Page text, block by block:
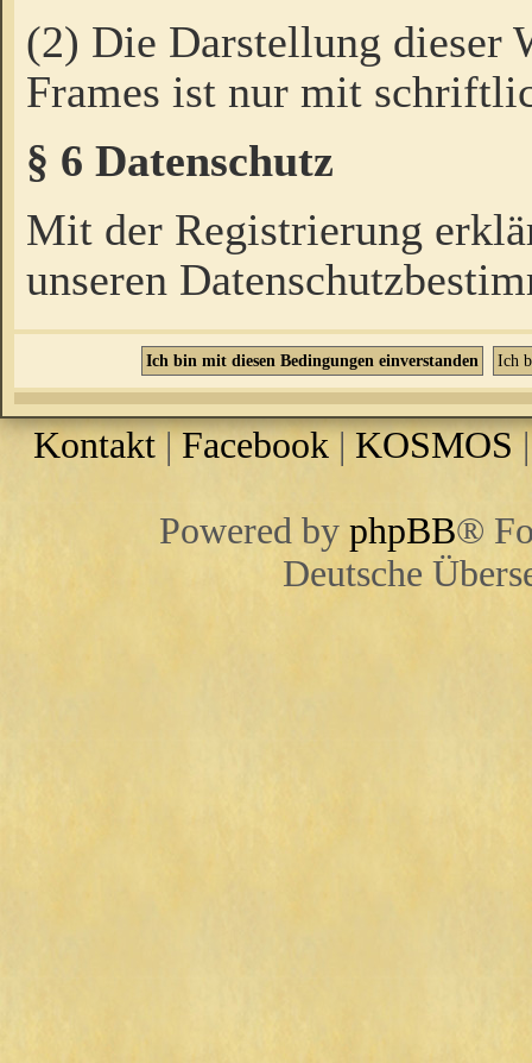
(2) Die Darstellung dieser
Frames ist nur mit
§ 6 Datenschutz
Mit der Registrierung
unseren
Kontakt |Facebook | KOSMOS
Powered by phpBB®
Deutsche